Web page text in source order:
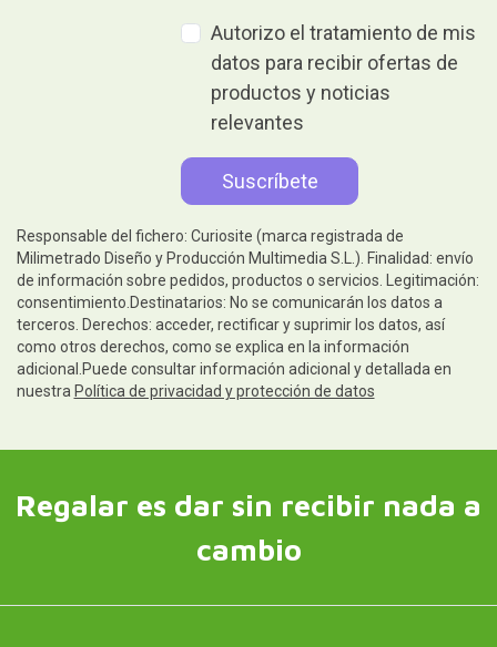
Autorizo el tratamiento de mis
datos para recibir ofertas de
productos y noticias
relevantes
Responsable del fichero: Curiosite (marca registrada de
Milimetrado Diseño y Producción Multimedia S.L.). Finalidad: envío
de información sobre pedidos, productos o servicios. Legitimación:
consentimiento.Destinatarios: No se comunicarán los datos a
terceros. Derechos: acceder, rectificar y suprimir los datos, así
como otros derechos, como se explica en la información
adicional.Puede consultar información adicional y detallada en
nuestra Política de privacidad y protección de datos
Regalar es dar sin recibir nada a
cambio